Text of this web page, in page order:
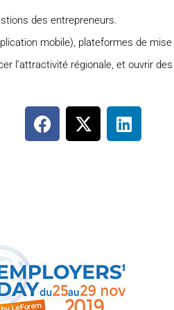
des entrepreneurs.
mobile), plateformes de mise
l’attractivité régionale, et ouvrir